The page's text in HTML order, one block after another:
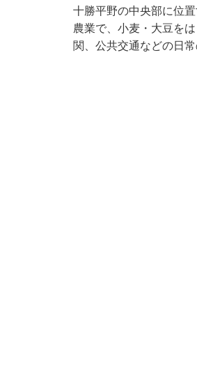
十勝平野の中央部に位
農業で、小麦・大豆を
関、公共交通などの日